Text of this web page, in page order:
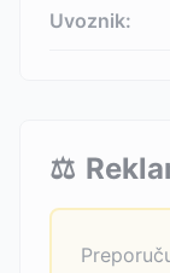
Uvoznik:
⚖️